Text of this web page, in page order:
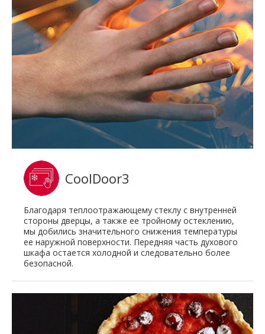
CoolDoor3
Благодаря теплоотражающему стеклу с внутренней
стороны дверцы, а также ее тройному остеклению,
мы добились значительного снижения температуры
ее наружной поверхности. Передняя часть духового
шкафа остается холодной и следовательно более
безопасной.